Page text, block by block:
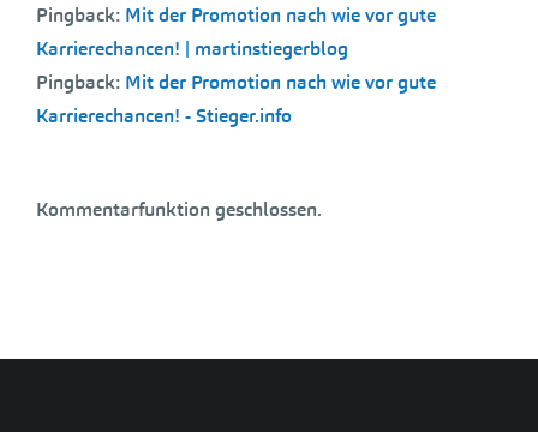
Pingback: Mit der Promotion nach wie vor gute
Karrierechancen! | martinstiegerblog
Pingback: Mit der Promotion nach wie vor gute
Karrierechancen! - Stieger.info
Kommentarfunktion geschlossen.